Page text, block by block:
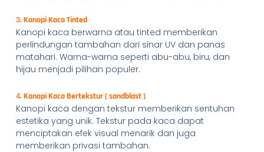
3. Kanopi Kaca Tinted
Kanopi kaca berwarna atau tinted memberikan
perlindungan tambahan dari sinar UV dan panas
matahari. Warna-warna seperti abu-abu, biru, dan
hijau menjadi pilihan populer.
4. Kanopi Kaca Bertekstur ( sandblast )
Kanopi kaca dengan tekstur memberikan sentuhan
estetika yang unik. Tekstur pada kaca dapat
menciptakan efek visual menarik dan juga
memberikan privasi tambahan.